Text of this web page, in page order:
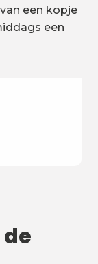
een kopje
een